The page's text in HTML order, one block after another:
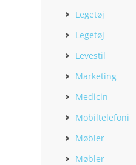
Legetøj
Legetøj
Levestil
Marketing
Medicin
Mobiltelefoni
Møbler
Møbler